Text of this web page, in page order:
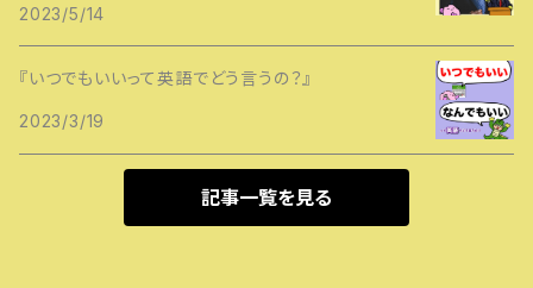
2023/5/14
『いつでもいいって英語でどう言うの？』
2023/3/19
記事一覧を見る